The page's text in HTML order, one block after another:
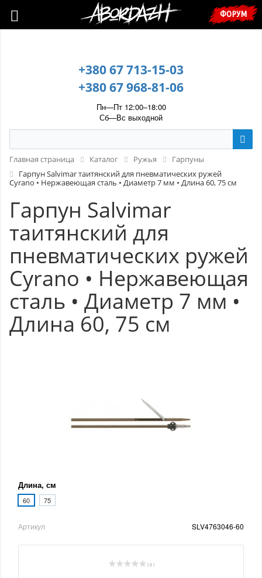
🇺🇦 У зв’язку з воєнним станом, прохання уточнювати ціну та
наявність у менеджера. 🇺🇦
+380 67 713-15-03
+380 67 968-81-06
Пн—Пт 12:00–18:00
Сб—Вс выходной
ФОРУМ
Главная страница Каталог Ружья
Гарпуны
Гарпун Salvimar таитянский для пневматических ружей
Cyrano • Нержавеющая сталь • Диаметр 7 мм • Длина 60, 75 см
Гарпун Salvimar
таитянский для
пневматических ружей
Cyrano • Нержавеющая
сталь • Диаметр 7 мм •
Длина 60, 75 см
Длина, см
60 75
Артикул SLV4763046-60
( 0 )